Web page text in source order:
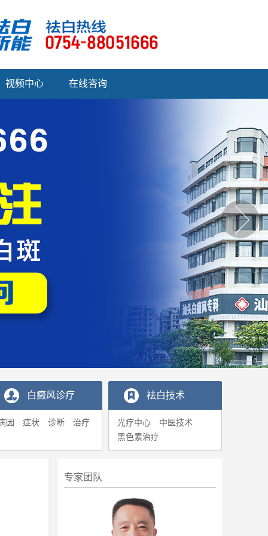
视频中心 在线咨询
白癜风诊疗
因 症状 诊断 治疗
袪白技术
光疗中心
中医技术
黑色素治疗
专家团队